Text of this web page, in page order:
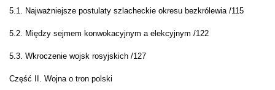
5.1. Najważniejsze postulaty szlacheckie okresu bezkrólewia /115
5.2. Między sejmem konwokacyjnym a elekcyjnym /122
5.3. Wkroczenie wojsk rosyjskich /127
Część II. Wojna o tron polski